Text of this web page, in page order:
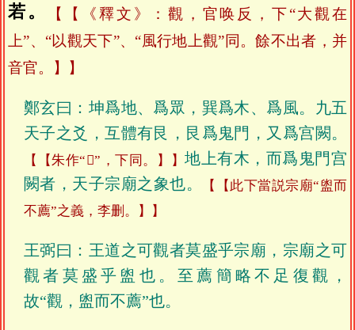
若。
【《釋文》：觀，官唤反，下“大觀在
上”、“以觀天下”、“風行地上觀”同。餘不出者，并
音官。】
鄭玄曰：坤爲地、爲眾，巽爲木、爲風。九五
天子之爻，互體有艮，艮爲鬼門，又爲宫闕。
【朱作“𨵗”，下同。】
地上有木，而爲鬼門宫
闕者，天子宗廟之象也。
【此下當説宗廟“盥而
不薦”之義，李删。】
王弼曰：王道之可觀者莫盛乎宗廟，宗廟之可
觀者莫盛乎盥也。至薦簡略不足復觀，
故“觀，盥而不薦”也。